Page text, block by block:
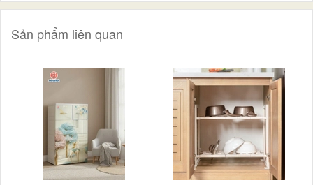
Sản phẩm liên quan